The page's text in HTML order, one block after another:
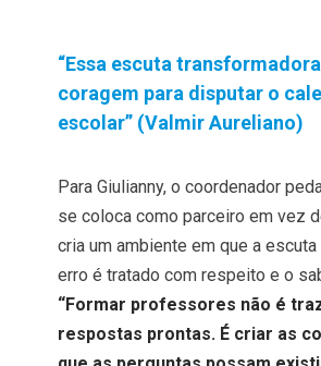
“Essa escuta
coragem para disputar o
escolar” (Valmir Aureliano)
Para Giulianny, o coordenador
se coloca como parceiro em vez
cria um ambiente em que a
erro é tratado com respeito e o
“Formar professores não é
respostas prontas. É criar as